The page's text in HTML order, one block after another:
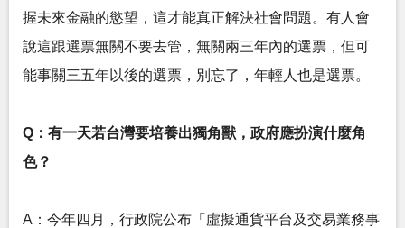
握未來金融的慾望，這才能真正解決社會問題。有人會
說這跟選票無關不要去管，無關兩三年內的選票，但可
能事關三五年以後的選票，別忘了，年輕人也是選票。
Q：有一天若台灣要培養出獨角獸，政府應扮演什麼角
色？
A：今年四月，行政院公布「虛擬通貨平台及交易業務事